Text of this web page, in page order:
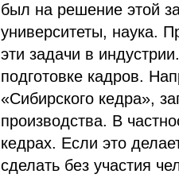
был на решение этой
университеты, наука.
эти задачи в
подготовке кадров.
«Сибирского кедра»,
производства. В
кедрах. Если это
сделать без участия